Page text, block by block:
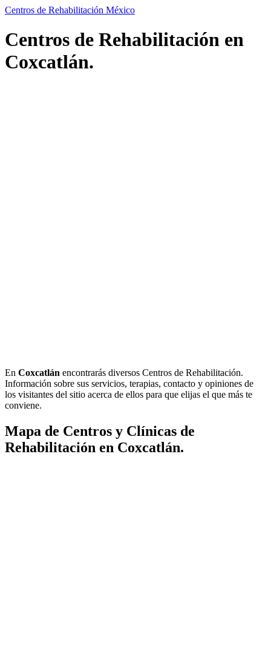
Centros de Rehabilitación México
Centros de Rehabilitación en
Coxcatlán.
En Coxcatlán encontrarás diversos Centros de Rehabilitación.
Información sobre sus servicios, terapias, contacto y opiniones de
los visitantes del sitio acerca de ellos para que elijas el que más te
conviene.
Mapa de Centros y Clínicas de
Rehabilitación en Coxcatlán.